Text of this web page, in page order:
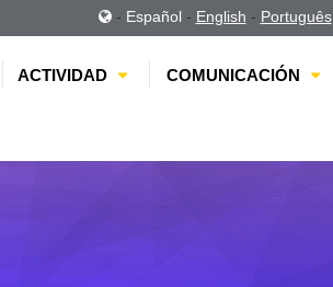
- Español - English - Português
ACTIVIDAD COMUNICACIÓN